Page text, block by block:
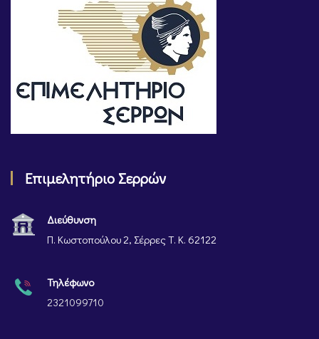
Επιμελητήριο Σερρών
Διεύθυνση
Π. Κωστοπούλου 2, Σέρρες Τ. Κ. 62122
Τηλέφωνο
2321099710